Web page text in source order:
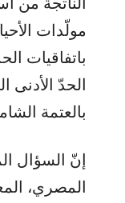
مولّدات
باتفاقيات
الحدّ الأدنى
بالعتمة
إنّ السؤال
المصري،